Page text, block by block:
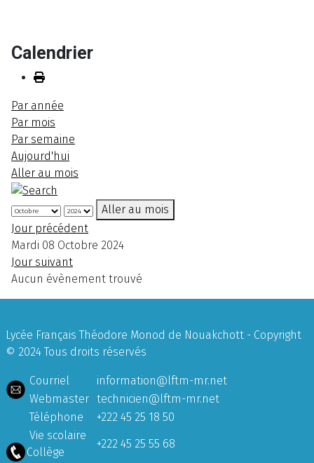
Calendrier
Par année
Par mois
Par semaine
Aujourd'hui
Aller au mois
Aller au mois
Jour précédent
Mardi 08 Octobre 2024
Jour suivant
Aucun évènement trouvé
Lycée Français Théodore Monod de Nouakchott - Copyright
© 2024 Tous droits réservés
Courriel
information@lftm-mr.net
Webmaster technicien@lftm-mr.net
Téléphone
+222 45 25 18 50
Vie scolaire
Collège
+222 45 25 55 68